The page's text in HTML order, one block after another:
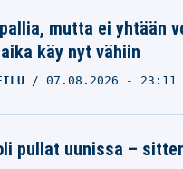
mutta ei yhtään
käy nyt vähiin
07.08.2026 - 23:11
pullat uunissa –